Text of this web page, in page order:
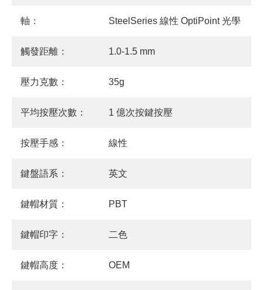
軸： SteelSeries 線性 OptiPoint 光學
觸發距離： 1.0-1.5 mm
壓力克數： 35g
平均按壓次數： 1 億次按鍵按壓
按壓手感： 線性
鍵盤語系： 英文
鍵帽材質： PBT
鍵帽印字： 二色
鍵帽高度： OEM